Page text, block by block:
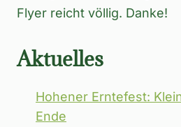
Flyer reicht völlig. Danke!
Aktuelles
Hohener Erntefest:
Ende